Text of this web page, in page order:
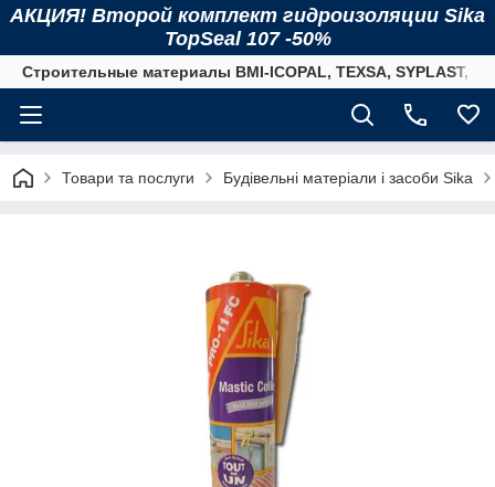
АКЦИЯ! Второй комплект гидроизоляции Sika
TopSeal 107 -50%
Строительные материалы BMI-ICOPAL, TEXSA, SYPLAST,
Товари та послуги Будівельні матеріали і засоби Sika